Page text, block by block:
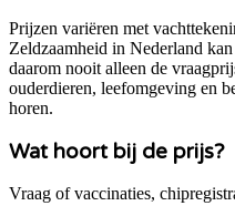
Prijzen variëren met
Zeldzaamheid in Nederland
daarom nooit alleen de
ouderdieren, leefomgeving en
horen.
Wat hoort bij de prijs?
Vraag of vaccinaties,